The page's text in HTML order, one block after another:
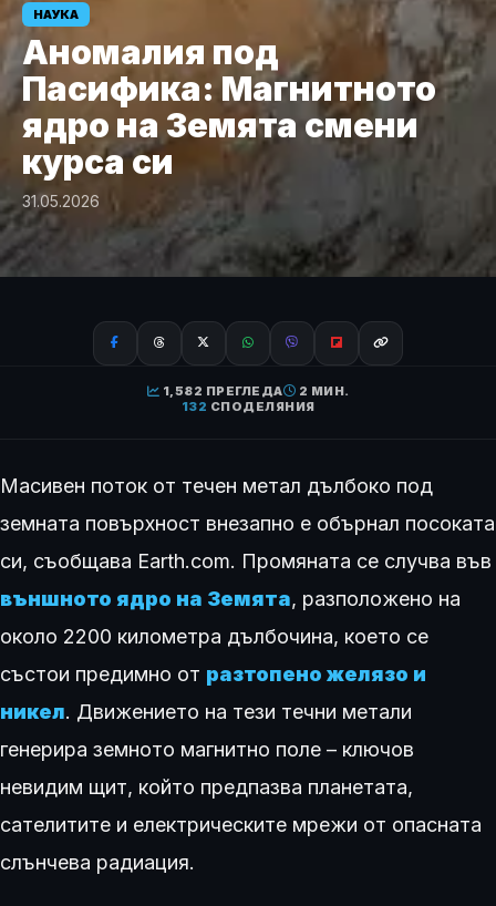
НАУКА
Аномалия под
Пасифика: Магнитното
ядро на Земята смени
курса си
31.05.2026
1,582 ПРЕГЛЕДА
2 МИН.
132 СПОДЕЛЯНИЯ
Масивен поток от течен метал дълбоко под
земната повърхност внезапно е обърнал посоката
си, съобщава Earth.com. Промяната се случва във
външното ядро на Земята, разположено на
около 2200 километра дълбочина, което се
състои предимно от разтопено желязо и
никел. Движението на тези течни метали
генерира земното магнитно поле – ключов
невидим щит, който предпазва планетата,
сателитите и електрическите мрежи от опасната
слънчева радиация.